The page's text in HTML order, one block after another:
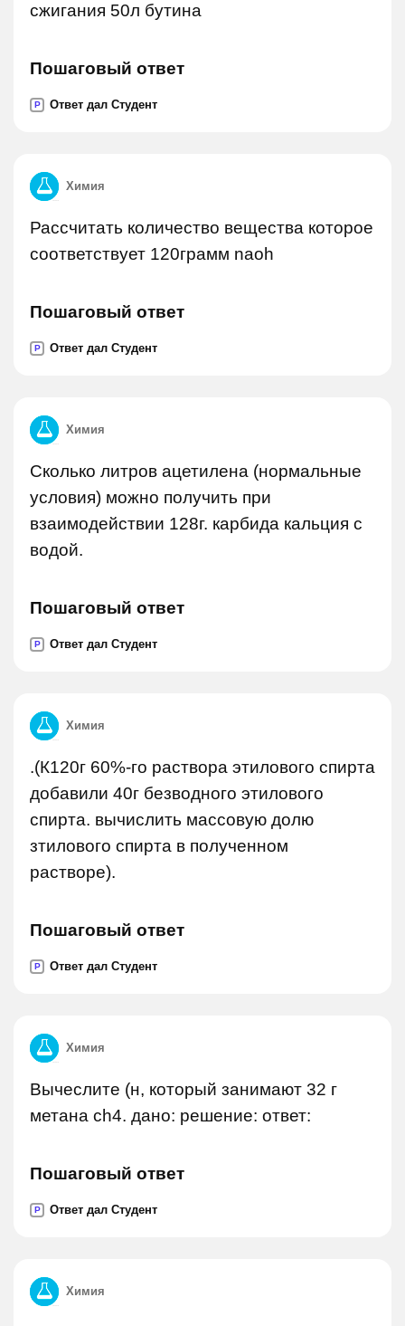
сжигания 50л бутина
Пошаговый ответ
P Ответ дал Студент
Химия
Рассчитать количество вещества которое
соответствует 120грамм naoh
Пошаговый ответ
P Ответ дал Студент
Химия
Сколько литров ацетилена (нормальные
условия) можно получить при
взаимодействии 128г. карбида кальция с
водой.
Пошаговый ответ
P Ответ дал Студент
Химия
.(К120г 60%-го раствора этилового спирта
добавили 40г безводного этилового
спирта. вычислить массовую долю
зтилового спирта в полученном
растворе).
Пошаговый ответ
P Ответ дал Студент
Химия
Вычеслите (н, который занимают 32 г
метана ch4. дано: решение: ответ:
Пошаговый ответ
P Ответ дал Студент
Химия